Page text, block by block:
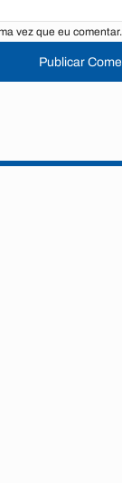
vez que eu comentar.
Publicar